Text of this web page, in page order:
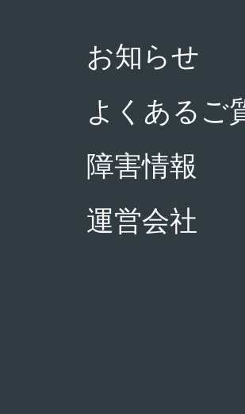
お知らせ
よくあるご
障害情報
運営会社